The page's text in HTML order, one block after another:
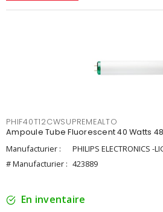
PHIF40T12CWSUPREMEALTO
Ampoule Tube Fluorescent 40 Watts 48
Manufacturier :
PHILIPS ELECTRONICS -
# Manufacturier : 423889
En inventaire